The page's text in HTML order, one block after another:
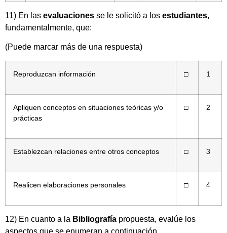
11) En las evaluaciones se le solicitó a los estudiantes,
fundamentalmente, que:
(Puede marcar más de una respuesta)
Reproduzcan información □ 1
Apliquen conceptos en situaciones teóricas y/o
prácticas
□ 2
Establezcan relaciones entre otros conceptos □ 3
Realicen elaboraciones personales □ 4
12) En cuanto a la Bibliografía propuesta, evalúe los
aspectos que se enumeran a continuación